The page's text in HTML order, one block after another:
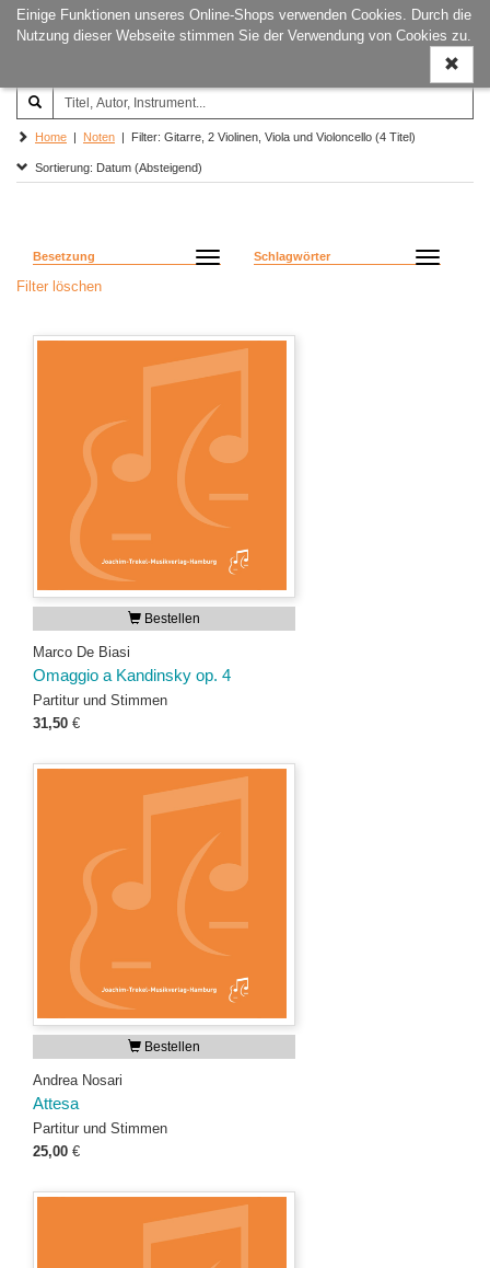
Einige Funktionen unseres Online-Shops verwenden Cookies. Durch die
Nutzung dieser Webseite stimmen Sie der Verwendung von Cookies zu.
ein-/
Joachim‐Trekel‐Musikverlag,
Hamburg
Home | Noten | Filter: Gitarre, 2 Violinen, Viola und Violoncello (4 Titel)
Sortierung: Datum (Absteigend)
Besetzung Schlagwörter
Filter löschen
Bestellen
Marco De Biasi
Omaggio a Kandinsky op. 4
Partitur und Stimmen
31,50 €
Bestellen
Andrea Nosari
Attesa
Partitur und Stimmen
25,00 €